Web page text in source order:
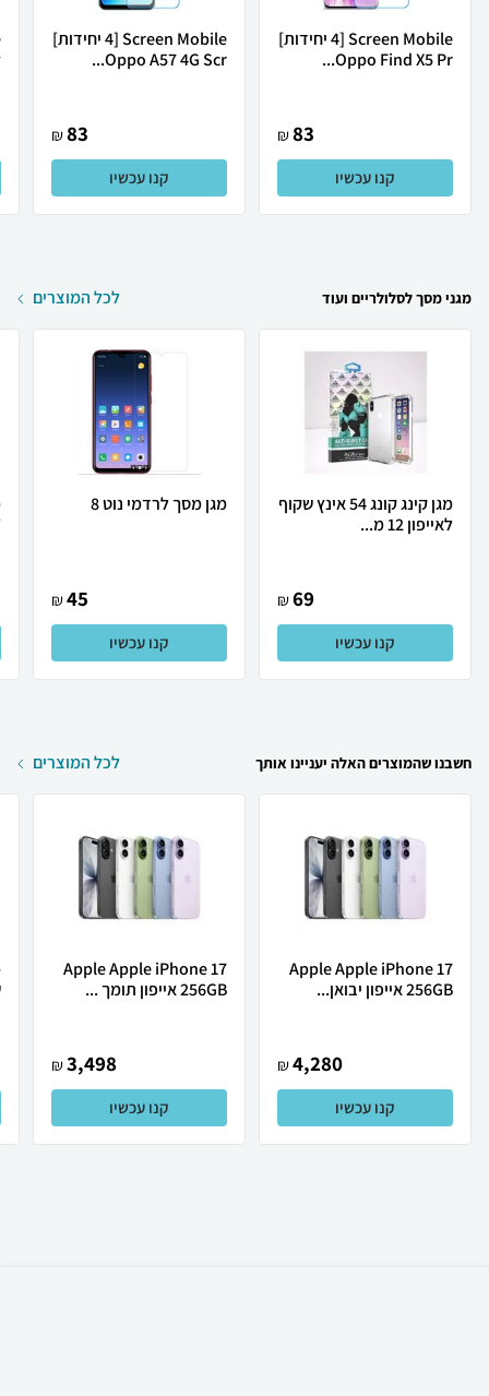
Screen Mobile [4 יחידות]
Oppo Find X5 Pr...
83
₪
קנו עכשיו
Screen Mobile [4 יחידות]
Oppo A57 4G Scr...
83
₪
קנו עכשיו
מגני מסך לסלולריים ועוד לכל המוצרים
מגן קינג קונג 54 אינץ שקוף
לאייפון 12 מ...
69
₪
קנו עכשיו
מגן מסך לרדמי נוט 8
45
₪
קנו עכשיו
חשבנו שהמוצרים האלה יעניינו אותך לכל המוצרים
Apple Apple iPhone 17
256GB אייפון יבואן...
4,280
₪
קנו עכשיו
Apple Apple iPhone 17
256GB אייפון תומך ...
3,498
₪
קנו עכשיו